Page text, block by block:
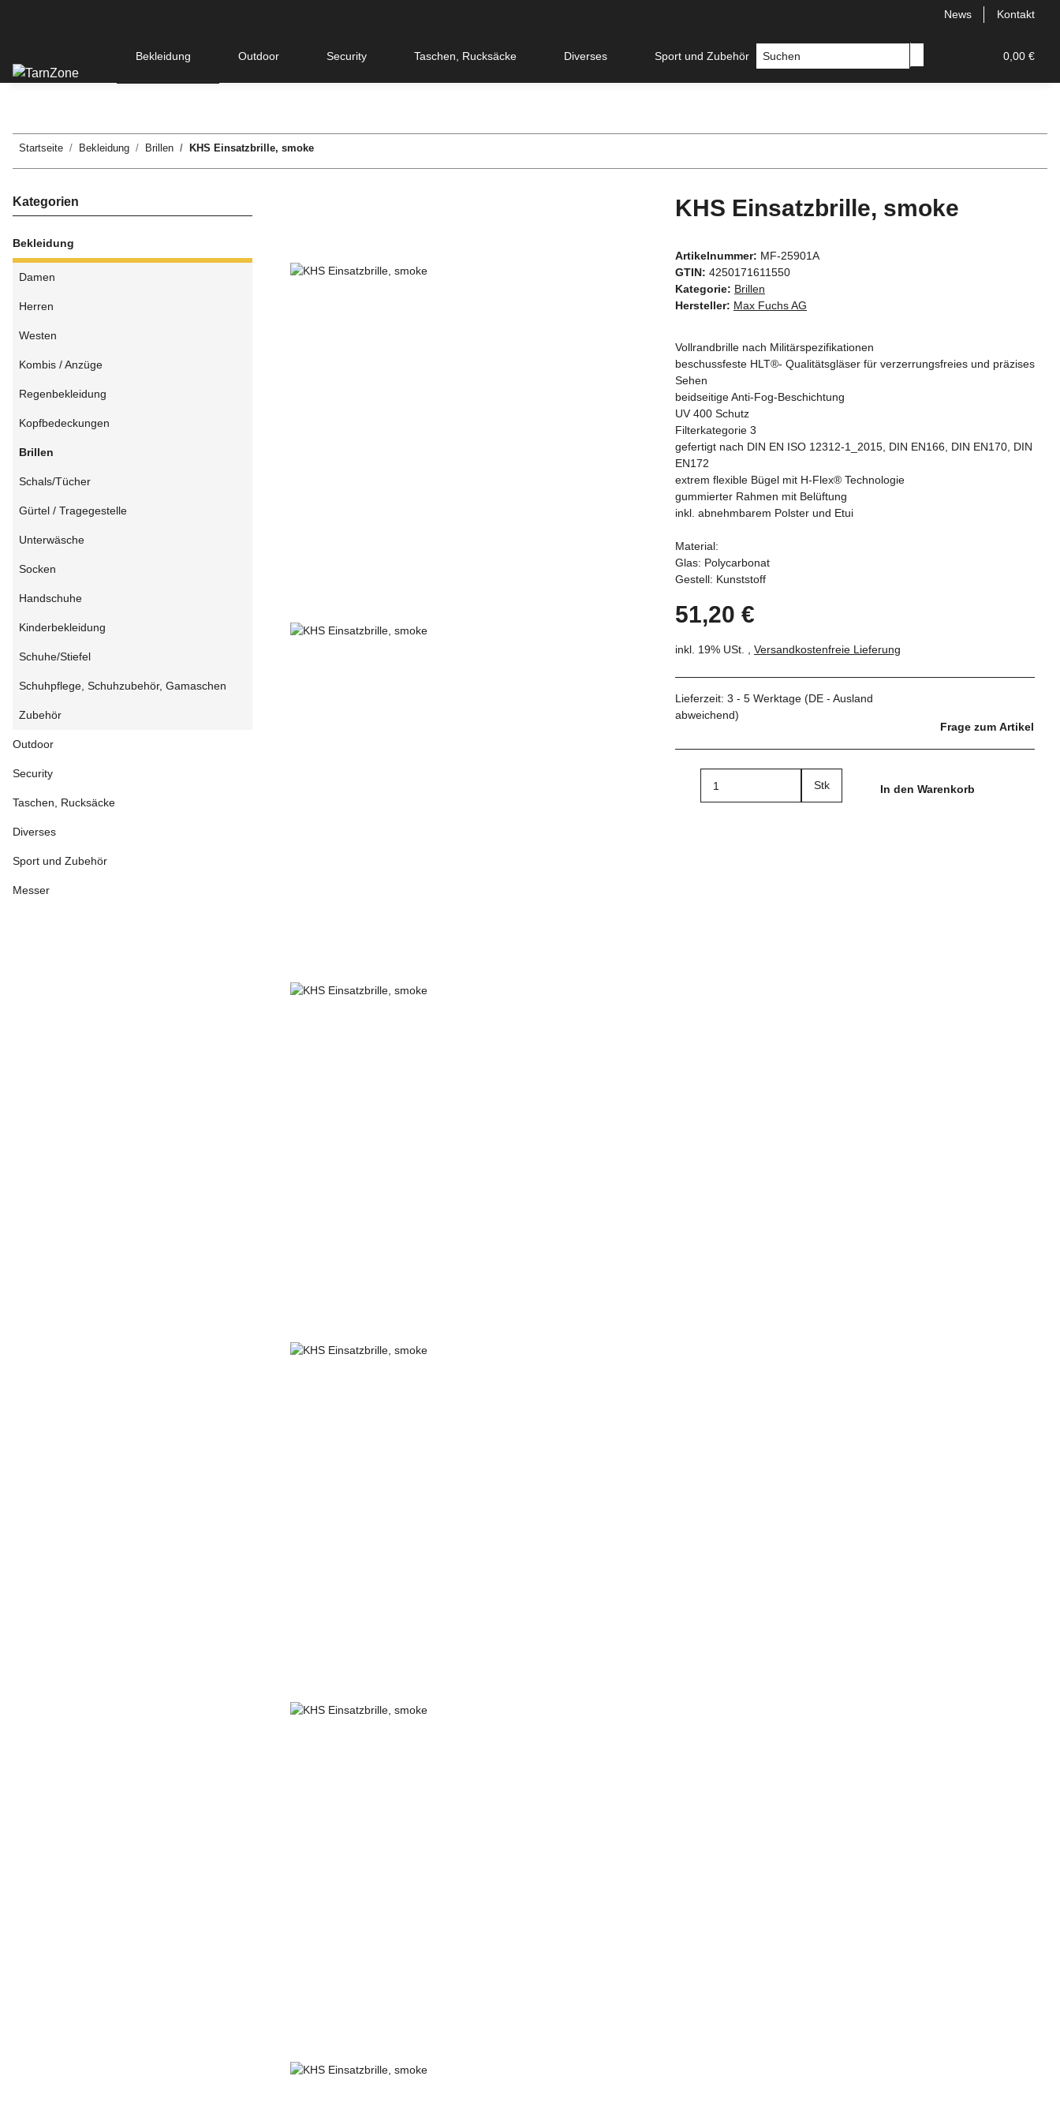
News Kontakt
0,00 €
Bekleidung Outdoor Security Taschen, Rucksäcke Diverses Sport und Zubehör Messer
Startseite Bekleidung Brillen KHS Einsatzbrille, smoke
KHS Einsatzbrille, smoke
Artikelnummer: MF-25901A
GTIN: 4250171611550
Kategorie: Brillen
Hersteller: Max Fuchs AG
Vollrandbrille nach Militärspezifikationen
beschussfeste HLT®- Qualitätsgläser für verzerrungsfreies und präzises
Sehen
beidseitige Anti-Fog-Beschichtung
UV 400 Schutz
Filterkategorie 3
gefertigt nach DIN EN ISO 12312-1_2015, DIN EN166, DIN EN170, DIN
EN172
extrem flexible Bügel mit H-Flex® Technologie
gummierter Rahmen mit Belüftung
inkl. abnehmbarem Polster und Etui
Material:
Glas: Polycarbonat
Gestell: Kunststoff
51,20 €
inkl. 19% USt. , Versandkostenfreie Lieferung
Lieferzeit: 3 - 5 Werktage (DE - Ausland
abweichend)
Frage zum Artikel
Stk In den Warenkorb
Kategorien
Bekleidung
Damen
Herren
Westen
Kombis / Anzüge
Regenbekleidung
Kopfbedeckungen
Brillen
Schals/Tücher
Gürtel / Tragegestelle
Unterwäsche
Socken
Handschuhe
Kinderbekleidung
Schuhe/Stiefel
Schuhpflege, Schuhzubehör, Gamaschen
Zubehör
Outdoor
Security
Taschen, Rucksäcke
Diverses
Sport und Zubehör
Messer